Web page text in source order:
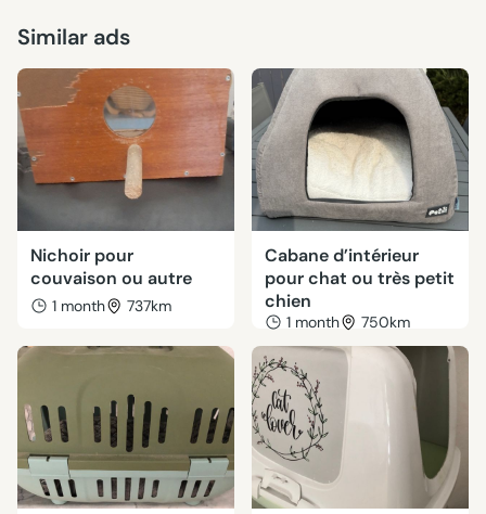
Similar ads
Nichoir pour
couvaison ou autre
1 month 737km
Cabane d’intérieur
pour chat ou très petit
chien
1 month 750km